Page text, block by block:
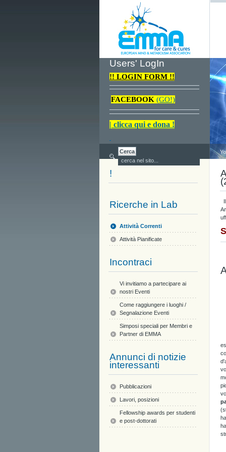
Users' LogIn
!! LOGIN FORM !!
FACEBOOK (GO!)
| clicca qui e dona !
!
Ricerche in Lab
Attività Correnti
Attività Pianificate
Incontraci
Vi invitiamo a partecipare ai
nostri Eventi
Come raggiungere i luoghi /
Segnalazione Eventi
Simposi speciali per Membri e
Partner di EMMA
Annunci di notizie
interessanti
Pubblicazioni
Lavori, posizioni
Fellowship awards per studenti
e post-dottorati